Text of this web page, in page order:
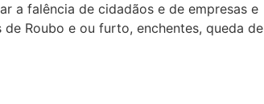
a falência de cidadãos e de empresas e
Roubo e ou furto, enchentes, queda de